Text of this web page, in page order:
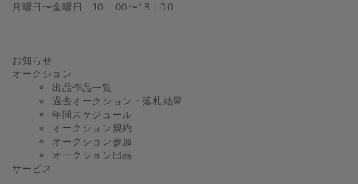
月曜日〜金曜日 10：00〜18：00
お知らせ
オークション
出品作品一覧
過去オークション・落札結果
年間スケジュール
オークション規約
オークション参加
オークション出品
サービス